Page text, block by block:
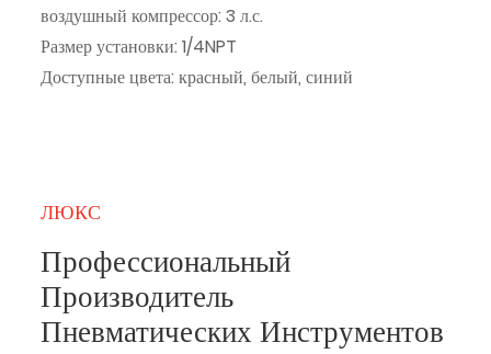
воздушный компрессор: 3 л.с.
Размер установки: 1/4NPT
Доступные цвета: красный, белый, синий
ЛЮКС
Профессиональный
Производитель
Пневматических Инструментов